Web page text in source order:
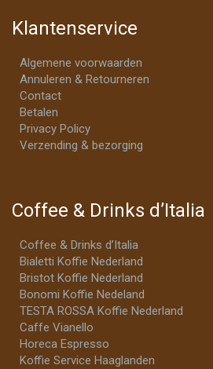
Klantenservice
Algemene voorwaarden
Annuleren & Retourneren
Contact
Betalen
Privacy Policy
Verzending & bezorging
Coffee & Drinks d’Italia
Coffee & Drinks d’Italia
Bialetti Koffie Nederland
Bristot Koffie Nederland
Bonomi Koffie Nedeland
TESTA ROSSA Koffie Nederland
Caffe Vianello
Horeca Espresso
Koffie Service Haaglanden